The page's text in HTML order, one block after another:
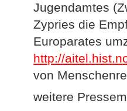
Jugendamtes
Zypries die
Europarates
http://
von
weitere